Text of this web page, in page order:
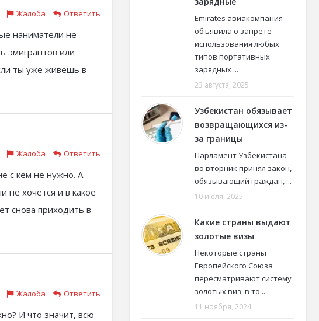
Жалоба Ответить
наниматели не
эмигрантов или
ты уже живешь в
Жалоба Ответить
с кем не нужно. А
не хочется и в какое
снова приходить в
Жалоба Ответить
И что значит, всю
Emirates авиакомпания
объявила о запрете
использования любых
типов портативных
зарядных ...
23 августа, 2025
Узбекистан обязывает
возвращающихся из-
за границы
Парламент Узбекистана
во вторник принял закон,
обязывающий граждан, ...
10 июля, 2025
Какие страны выдают
золотые визы
Некоторые страны
Европейского Союза
пересматривают систему
золотых виз, в то ...
11 ноября, 2024